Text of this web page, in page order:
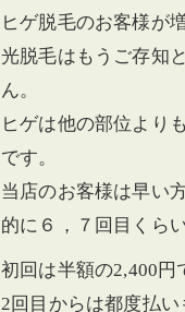
ヒゲ脱毛のお客様が
光脱毛はもうご存知
ん。
ヒゲは他の部位より
です。
当店のお客様は早い
的に６，７回目くら
初回は半額の2,400円
2回目からは都度払